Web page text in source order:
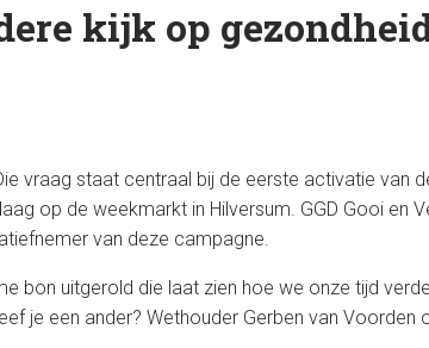
kijk op
vraag staat centraal bij de eerste activatie van
op de weekmarkt in Hilversum. GGD Gooi en
van deze campagne.
bon uitgerold die laat zien hoe we onze tijd
je een ander? Wethouder Gerben van Voorden